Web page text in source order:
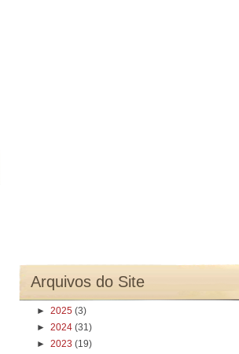
Arquivos do Site
► 2025 (3)
► 2024 (31)
► 2023 (19)